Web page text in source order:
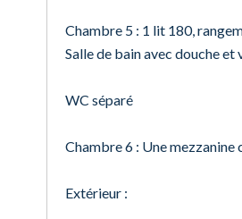
Chambre 5 : 1 lit 180,
Salle de bain avec douche et
WC séparé
Chambre 6 : Une
Extérieur :